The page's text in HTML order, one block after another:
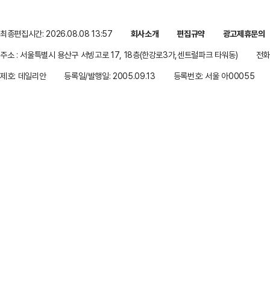
최종편집시간: 2026.08.08 13:57 회사소개 편집규약
광고제휴문의
주소 : 서울특별시 용산구 서빙고로 17, 18층(한강로3가,센트럴파크 타워동)
전
제호: 데일리안
등록일/발행일: 2005.09.13 등록번호: 서울 아00055